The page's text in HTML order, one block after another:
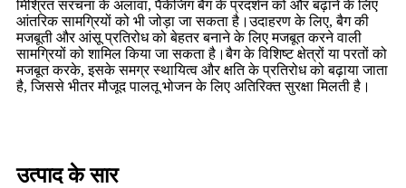
मिश्रित संरचना के अलावा, पैकेजिंग बैग के प्रदर्शन को और बढ़ाने के लिए
आंतरिक सामग्रियों को भी जोड़ा जा सकता है।उदाहरण के लिए, बैग की
मजबूती और आंसू प्रतिरोध को बेहतर बनाने के लिए मजबूत करने वाली
सामग्रियों को शामिल किया जा सकता है।बैग के विशिष्ट क्षेत्रों या परतों को
मजबूत करके, इसके समग्र स्थायित्व और क्षति के प्रतिरोध को बढ़ाया जाता
है, जिससे भीतर मौजूद पालतू भोजन के लिए अतिरिक्त सुरक्षा मिलती है।
उत्पाद के सार